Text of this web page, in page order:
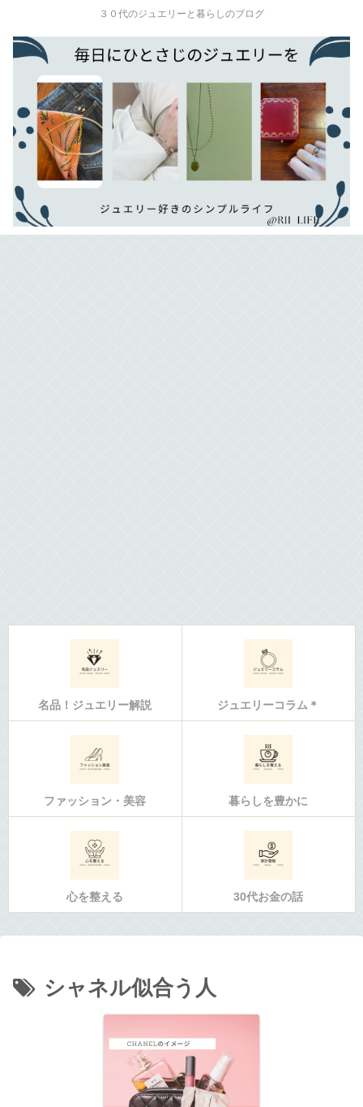
３０代のジュエリーと暮らしのブログ
名品！ジュエリー解説 ジュエリーコラム＊
ファッション・美容 暮らしを豊かに
心を整える 30代お金の話
シャネル似合う人